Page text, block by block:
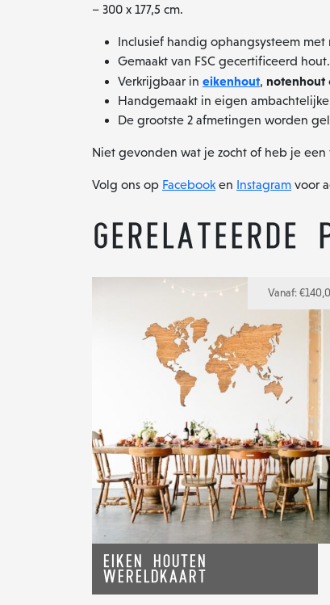
– 300 x 177,5 cm.
Inclusief handig ophangsysteem
Gemaakt van FSC gecertificeerd hout.
Verkrijgbaar in eikenhout, notenhout
Handgemaakt in eigen
De grootste 2 afmetingen worden
Niet gevonden wat je zocht of heb je een
Volg ons op Facebook en Instagram voor
Gerelateerde
Eiken houten
Wereldkaart
Vanaf:€